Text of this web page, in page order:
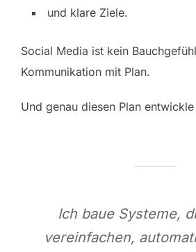
und klare Ziele.
Social Media ist kein
Kommunikation mit Plan.
Und genau diesen Plan
Ich baue Systeme,
vereinfachen,